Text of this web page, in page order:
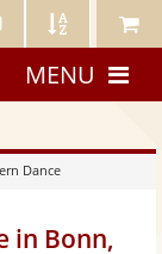
Künstler Meine
MENU
Dance
in Bonn,